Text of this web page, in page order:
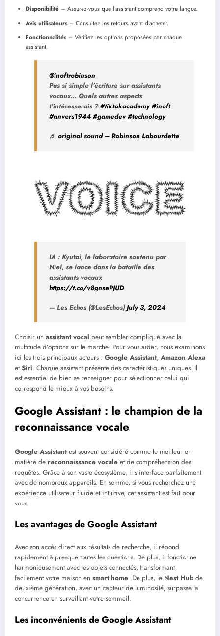
Disponibilité – Assurez-vous que l’assistant comprend votre langue.
Avis utilisateurs– Consultez les retours avant d’acheter.
Fonctionnalités– Vérifiez les options proposées par chaque
assistant.
@inoftrobinson
Pas si simple l’écriture sur assistants
vocaux… Quels autres aspects
t’intéresserais ?#tiktokacademy #inoft
#anvers1944 #gamedev #technology
♬ original sound – Robinson Labourdette
IA : Kyutai, le laboratoire soutenu par
Niel, se lance dans la bataille des
assistants vocaux
https://t.co/v8gnsePJUD
— Les Echos (@LesEchos) July 3, 2024
Choisir un assistant vocal peut sembler compliqué avec la
multitude d’options sur le marché. Pour vous aider, nous examinons
ici les trois principaux acteurs : Google Assistant, Amazon Alexa
etSiri. Chaque assistant présente des caractéristiques uniques. Il
est essentiel de bien se renseigner pour sélectionner celui qui
correspond le mieux à vos besoins.
Google Assistant : le champion de la
reconnaissance vocale
Google Assistantest souvent considéré comme le meilleur en
matière de reconnaissance vocale et de compréhension des
requêtes. Grâce à son vaste écosystème, il s’interface parfaitement
avec de nombreux appareils. En somme, si vous recherchez une
expérience utilisateur fluide et intuitive, cet assistant est fait pour
vous.
Les avantages de Google Assistant
Avec son accès direct aux résultats de recherche, il répond
rapidement à presque toutes les questions. De plus, il fonctionne
harmonieusement avec les objets connectés, transformant
facilement votre maison en smart home. De plus, le Nest Hub de
deuxième génération, avec un capteur de luminosité, surpasse la
concurrence en surveillant votre sommeil.
Les inconvénients de Google Assistant